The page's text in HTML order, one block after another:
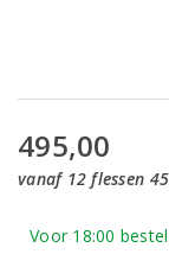
495,00
vanaf 12 flessen
Voor 18:00